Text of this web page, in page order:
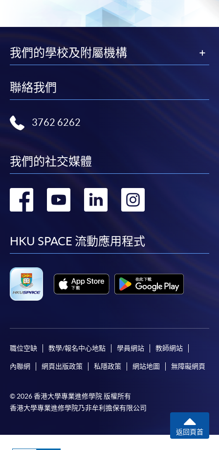
我們的學校及附屬機構
聯絡我們
3762 6262
我們的社交媒體
轉
facebook
轉
youtube
轉
linkedin
轉
HKU SPACE 流動應用程式
職位空缺 教學/報名中心地點 學員網站 教師網站
內聯網 網頁出版政策 私隱政策 網站地圖 無障礙網頁
© 2026 香港大學專業進修學院 版權所有
香港大學專業進修學院乃非牟利擔保有限公司
返回頁首